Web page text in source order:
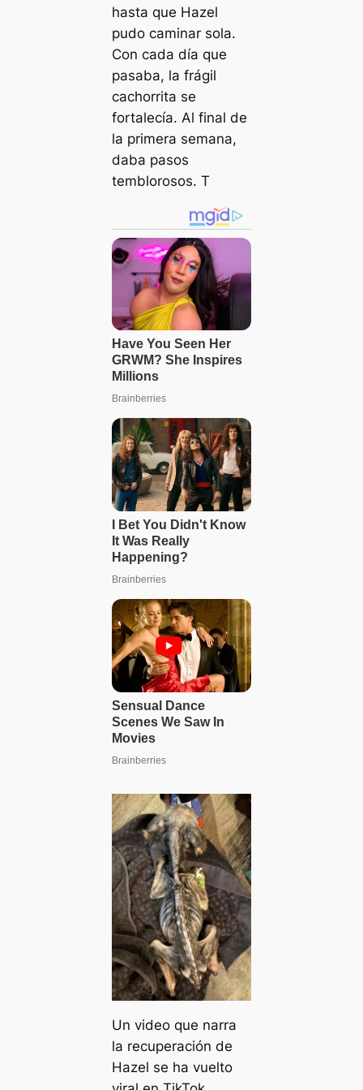
hasta que Hazel
pudo caminar sola.
Con cada día que
pasaba, la frágil
cachorrita se
fortalecía. Al final de
la primera semana,
daba pasos
temblorosos. T
Un video que narra
la recuperación de
Hazel se ha vuelto